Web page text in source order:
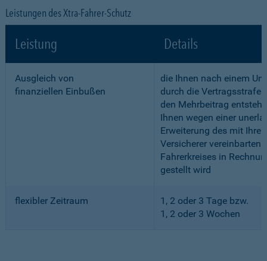
Leistungen des Xtra-Fahrer-Schutz
Leistung Details
Ausgleich von
finanziellen Einbußen
die Ihnen nach einem
durch die Vertragsstrafe
den Mehrbeitrag
Ihnen wegen einer
Erweiterung des mit
Versicherer vereinbarten
Fahrerkreises in
gestellt wird
flexibler Zeitraum
1, 2 oder 3 Tage bzw.
1, 2 oder 3 Wochen